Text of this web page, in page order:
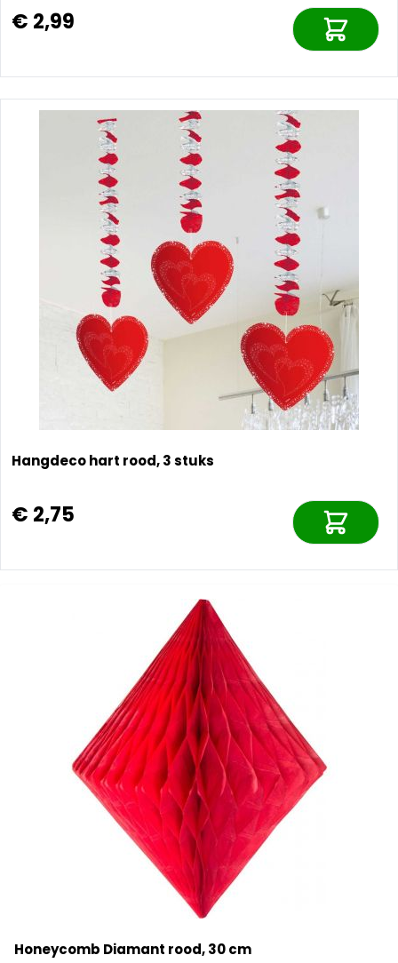
€ 2,99
Hangdeco hart rood, 3 stuks
€ 2,75
Honeycomb Diamant rood, 30 cm